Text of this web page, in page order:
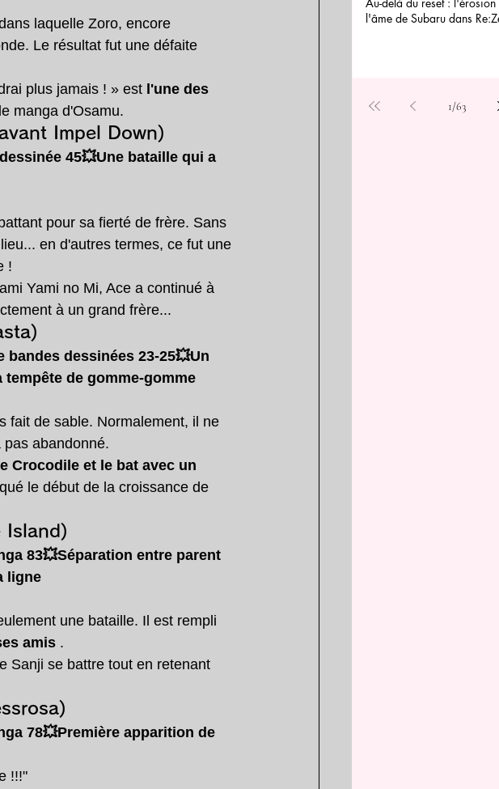
laquelle Zoro, encore
Le résultat fut une défaite
plus jamais ! » est l'une des
manga d'Osamu.
Impel Down)
45💥Une bataille qui a
pour sa fierté de frère. Sans
en d'autres termes, ce fut une
!
Yami no Mi, Ace a continué à
à un grand frère...
bandes dessinées 23-25💥Un
de gomme-gomme
fait de sable. Normalement, il ne
pas abandonné.
Crocodile et le bat avec un
le début de la croissance de
Island)
83💥Séparation entre parent
ligne
une bataille. Il est rempli
amis .
Sanji se battre tout en retenant
78💥Première apparition de
!!!"
l'âme de Subaru dans
1/63